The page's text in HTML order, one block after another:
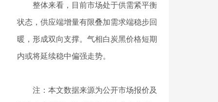
整体来看，目前市场处于供需紧平衡
状态，供应端增量有限叠加需求端稳步回
暖，形成双向支撑。气相白炭黑价格短期
内或将延续稳中偏强走势。
注：本文数据来源为公开市场报价及